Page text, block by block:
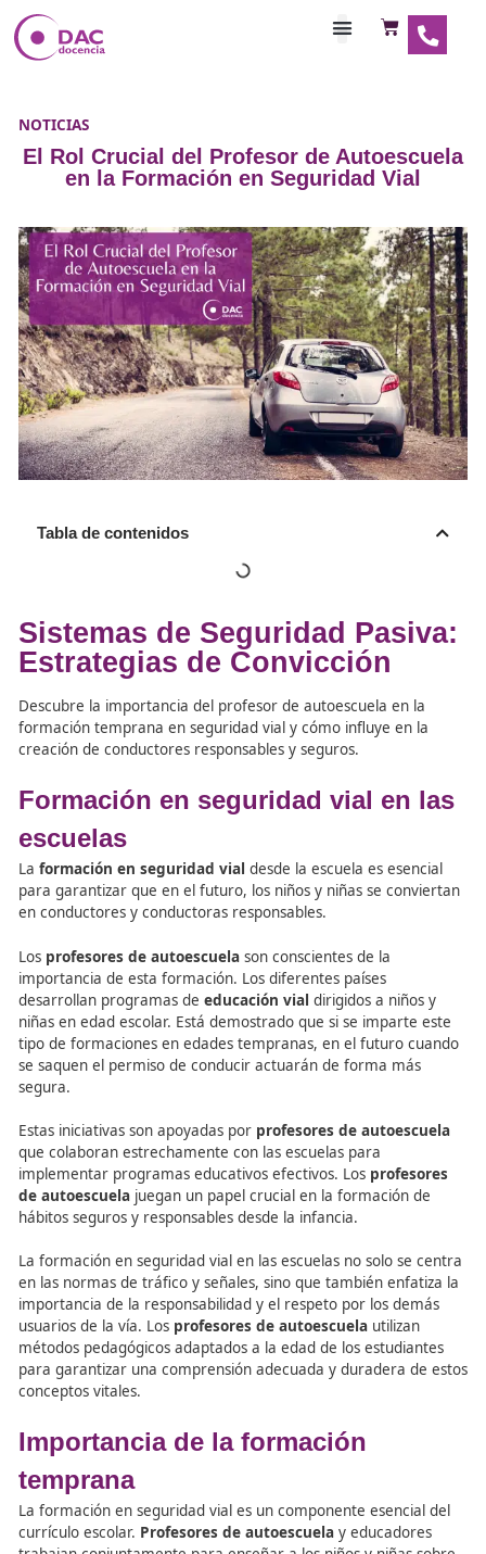
NOTICIAS
El Rol Crucial del Profesor de
Tabla de contenidos
Sistemas de Seguridad
Estrategias de Convicción
Descubre la importancia del profesor de autoescuela
formación temprana en seguridad vial y cómo influye
creación de conductores responsables y seguros.
Formación en seguridad vial
escuelas
Laformación en seguridad vialdesde la escuela es
para garantizar que en el futuro, los niños y niñas se
en conductores y conductoras responsables.
Losprofesores de autoescuelason conscientes de la
importancia de esta formación. Los diferentes países
desarrollan programas deeducación vialdirigidos a
niñas en edad escolar. Está demostrado que si se
tipo de formaciones en edades tempranas, en el futuro
se saquen el permiso de conducir actuarán de forma
segura.
Estas iniciativas son apoyadas porprofesores de
que colaboran estrechamente con las escuelas para
implementar programas educativos efectivos. Los
hábitos seguros y responsables desde la infancia.
La formación en seguridad vial en las escuelas no solo
en las normas de tráfico y señales, sino que también
importancia de la responsabilidad y el respeto por los